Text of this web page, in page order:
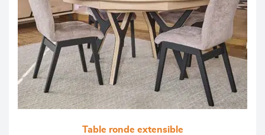
Table ronde extensible